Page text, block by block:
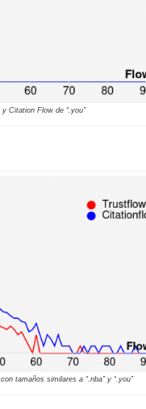
Citation Flow de “.you”
tamaños similares a “.nba” y “.you”